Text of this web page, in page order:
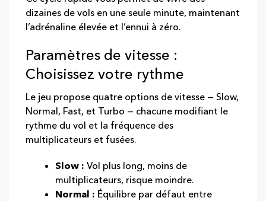
dizaines de vols en une seule minute, maintenant
l’adrénaline élevée et l’ennui à zéro.
Paramètres de vitesse :
Choisissez votre rythme
Le jeu propose quatre options de vitesse — Slow,
Normal, Fast, et Turbo — chacune modifiant le
rythme du vol et la fréquence des
multiplicateurs et fusées.
Slow : Vol plus long, moins de
multiplicateurs, risque moindre.
Normal : Équilibre par défaut entre